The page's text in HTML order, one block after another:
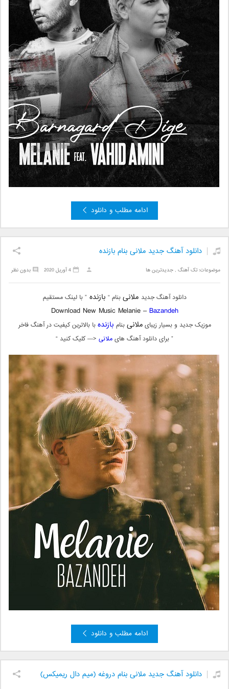
ادامه مطلب و دانلود
دانلود آهنگ جدید ملانی بنام بازنده
موضوعات:تک آهنگ ,جدیدترین ها بدون نظر 4 آوریل 2020
دانلود آهنگ جدید ملانیبنام “ بازنده” با لینک مستقیم
Download New Music Melanie –Bazandeh
موزیک جدید و بسیار زیبایملانیبنام بازندهبا بالاترین کیفیت در آهنگ فاخر
” برای دانلود آهنگ هایملانی <— کلیک کنید “
ادامه مطلب و دانلود
دانلود آهنگ جدید ملانی بنام دروغه (میم دال ریمیکس)